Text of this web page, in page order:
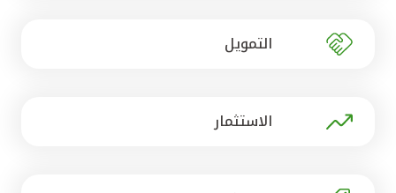
مصر
التمويل
الاستثمار